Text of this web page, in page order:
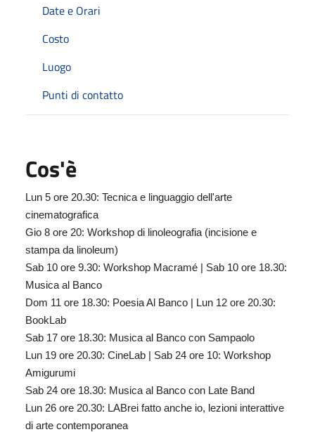
Date e Orari
Costo
Luogo
Punti di contatto
Cos'è
Lun 5 ore 20.30: Tecnica e linguaggio dell'arte
cinematografica
Gio 8 ore 20: Workshop di linoleografia (incisione e
stampa da linoleum)
Sab 10 ore 9.30: Workshop Macramé | Sab 10 ore 18.30:
Musica al Banco
Dom 11 ore 18.30: Poesia Al Banco | Lun 12 ore 20.30:
BookLab
Sab 17 ore 18.30: Musica al Banco con Sampaolo
Lun 19 ore 20.30: CineLab | Sab 24 ore 10: Workshop
Amigurumi
Sab 24 ore 18.30: Musica al Banco con Late Band
Lun 26 ore 20.30: LABrei fatto anche io, lezioni interattive
di arte contemporanea